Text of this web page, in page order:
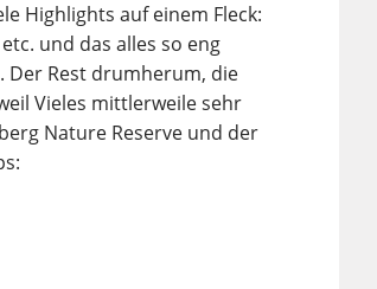
Highlights auf einem Fleck:
und das alles so eng
Der Rest drumherum, die
Vieles mittlerweile sehr
Nature Reserve und der